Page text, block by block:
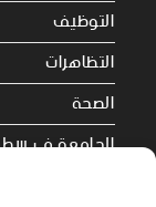
التوظيف
التظاهرات
الصحة
الجامعة في
Policy (EU)